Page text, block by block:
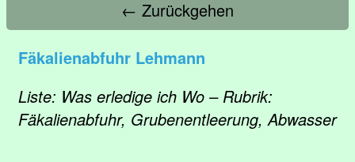
← Zurückgehen
Fäkalienabfuhr Lehmann
Liste: Was erledige ich Wo – Rubrik:
Fäkalienabfuhr, Grubenentleerung, Abwasser